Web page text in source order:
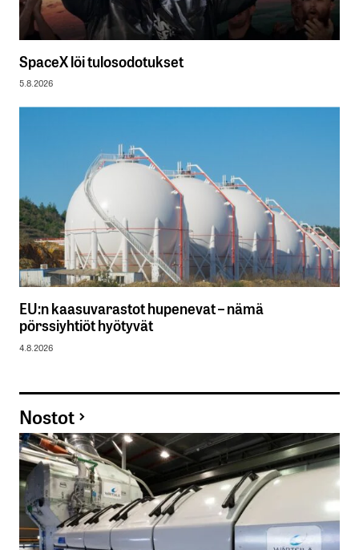
SpaceX löi tulosodotukset
5.8.2026
EU:n kaasuvarastot hupenevat – nämä
pörssiyhtiöt hyötyvät
4.8.2026
Nostot